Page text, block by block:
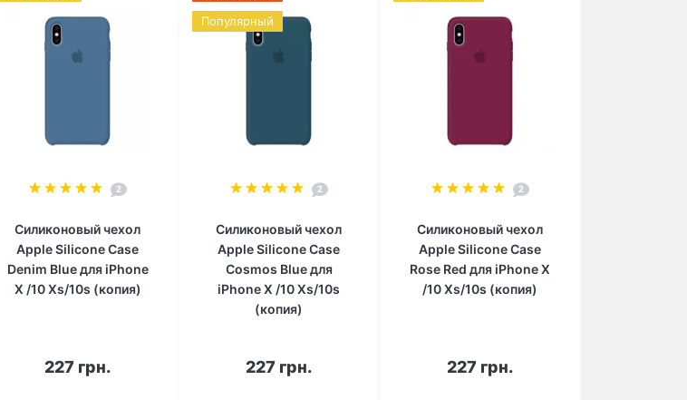
2
Силиконовый чехол
Apple Silicone Case
Denim Blue для iPhone
X /10 Xs/10s (копия)
227 грн.
В корзину
Популярный
2
Силиконовый чехол
Apple Silicone Case
Cosmos Blue для
iPhone X /10 Xs/10s
(копия)
227 грн.
В корзину
2
Силиконовый чехол
Apple Silicone Case
Rose Red для iPhone X
/10 Xs/10s (копия)
227 грн.
В корзину